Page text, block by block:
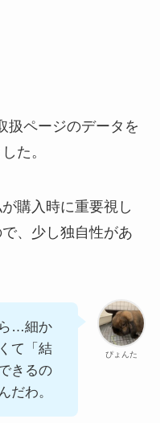
扱ページのデータを
た。
購入時に重要視し
、少し独自性があ
ぴょんた
…細か
て「結
きるの
だわ。